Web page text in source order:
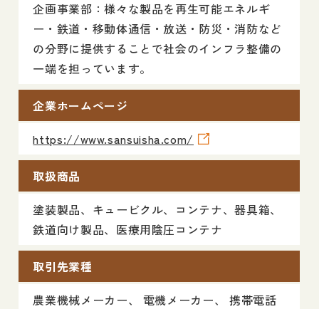
企画事業部：様々な製品を再生可能エネルギ
ー・鉄道・移動体通信・放送・防災・消防など
の分野に提供することで社会のインフラ整備の
一端を担っています。
企業ホームページ
https://www.sansuisha.com/
取扱商品
塗装製品、キュービクル、コンテナ、器具箱、
鉄道向け製品、医療用陰圧コンテナ
取引先業種
農業機械メーカー、 電機メーカー、 携帯電話